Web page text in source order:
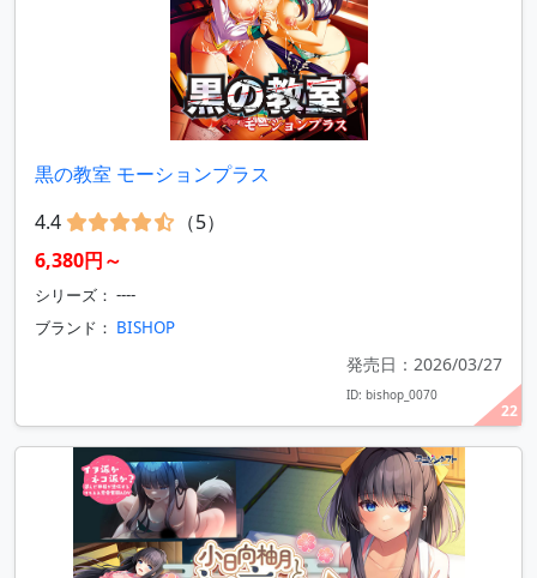
22
黒の教室 モーションプラス
4.4
（5）
6,380円～
シリーズ： ----
ブランド： BISHOP
発売日：2026/03/27
ID: bishop_0070